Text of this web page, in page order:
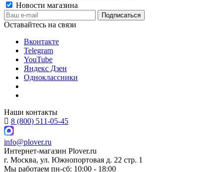
Новости магазина
Оставайтесь на связи
Вконтакте
Telegram
YouTube
Яндекс Дзен
Одноклассники
Наши контакты
8 (800) 511-05-45
info@plover.ru
Интернет-магазин Plover.ru
г. Москва, ул. Южнопортовая д. 22 стр. 1
Мы работаем пн-сб: 10:00 - 18:00